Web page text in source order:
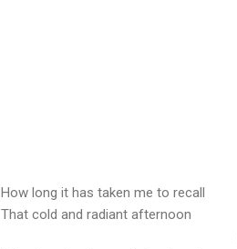
How long it has taken me to recall
That cold and radiant afternoon